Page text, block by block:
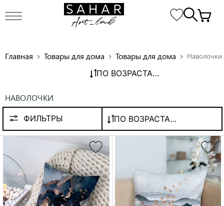
Главная chevron_right Товары для дома chevron_right Товары для дома chevron_right Наволочки
ПО ВОЗРАСТАНИЮ ЦЕНЫ
НАВОЛОЧКИ
ФИЛЬТРЫ ПО ВОЗРАСТАНИЮ ЦЕНЫ